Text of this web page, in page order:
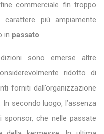
commerciale fin troppo
più ampiamente
in passato.
sono emerse altre
ridotto di
forniti dall’organizzazione
secondo luogo, l’assenza
sponsor, che nelle passate